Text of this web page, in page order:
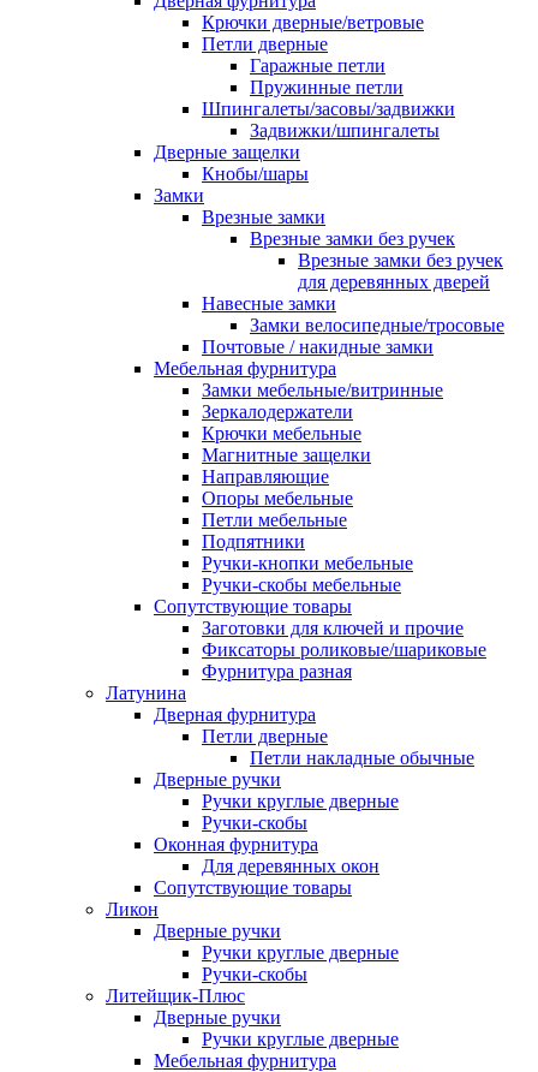
Крючки дверные/ветровые
Петли дверные
Гаражные петли
Пружинные петли
Шпингалеты/засовы/задвижки
Задвижки/шпингалеты
Дверные защелки
Кнобы/шары
Замки
Врезные замки
Врезные замки без ручек
Врезные замки без ручек
для деревянных дверей
Навесные замки
Замки велосипедные/тросовые
Почтовые / накидные замки
Мебельная фурнитура
Замки мебельные/витринные
Зеркалодержатели
Крючки мебельные
Магнитные защелки
Направляющие
Опоры мебельные
Петли мебельные
Подпятники
Ручки-кнопки мебельные
Ручки-скобы мебельные
Сопутствующие товары
Заготовки для ключей и прочие
Фиксаторы роликовые/шариковые
Фурнитура разная
Латунина
Дверная фурнитура
Петли дверные
Петли накладные обычные
Дверные ручки
Ручки круглые дверные
Ручки-скобы
Оконная фурнитура
Для деревянных окон
Сопутствующие товары
Ликон
Дверные ручки
Ручки круглые дверные
Ручки-скобы
Литейщик-Плюс
Дверные ручки
Ручки круглые дверные
Мебельная фурнитура